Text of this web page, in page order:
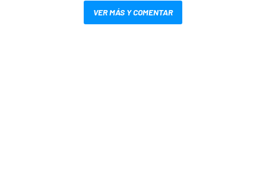
VER MÁS Y COMENTAR